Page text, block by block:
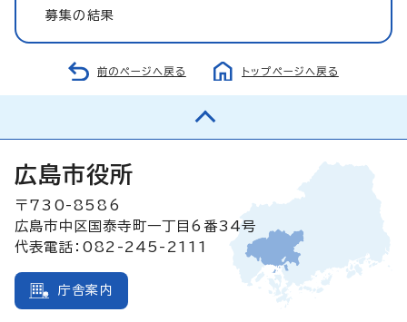
募集の結果
前のページへ戻る トップページへ戻る
広島市役所
〒730-8586
広島市中区国泰寺町一丁目6番34号
代表電話：082-245-2111
庁舎案内